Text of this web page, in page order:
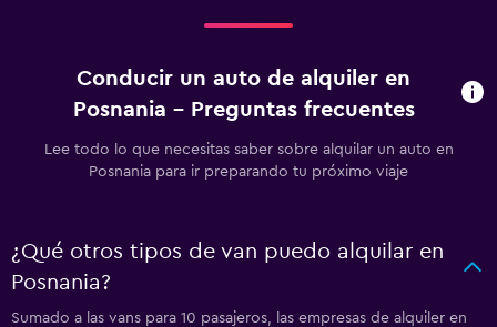
Conducir un auto de alquiler en
Posnania - Preguntas frecuentes
Lee todo lo que necesitas saber sobre alquilar un auto en
Posnania para ir preparando tu próximo viaje
¿Qué otros tipos de van puedo alquilar en
Posnania?
Sumado a las vans para 10 pasajeros, las empresas de alquiler en